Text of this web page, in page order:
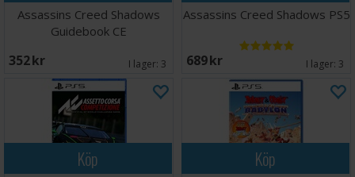
Assassins Creed Shadows
Guidebook CE
352 SEK I lager: 3
Assassins Creed Shadows PS5
689 SEK I lager: 3
Köp Köp